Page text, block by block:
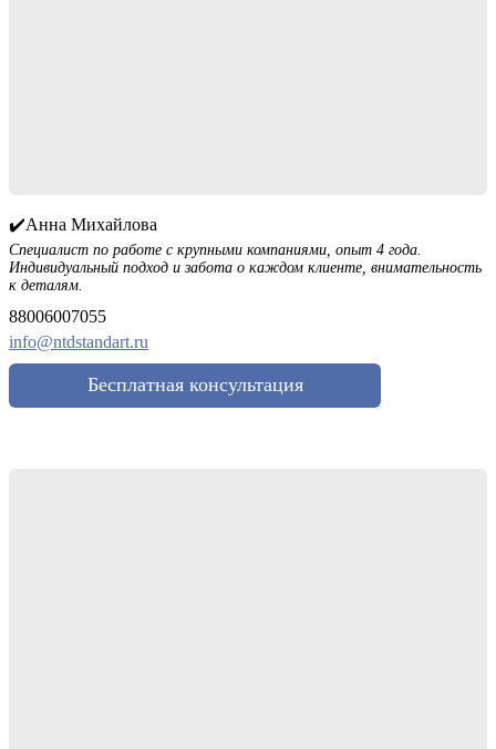
✔️Анна Михайлова
Специалист по работе с крупными компаниями, опыт 4 года.
Индивидуальный подход и забота о каждом клиенте, внимательность
к деталям.
88006007055
info@ntdstandart.ru
Бесплатная консультация